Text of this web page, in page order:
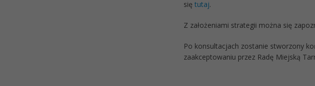
się tutaj.
Z założeniami strategii można się
Po konsultacjach zostanie stworzony
zaakceptowaniu przez Radę Miejską